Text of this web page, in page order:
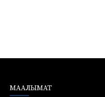
МААЛЫМАТ